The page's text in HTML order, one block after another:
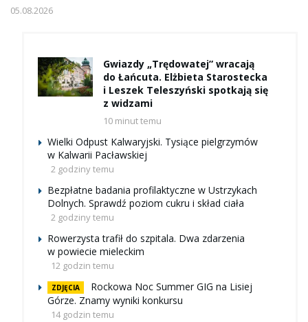
05.08.2026
Gwiazdy „Trędowatej” wracają
do Łańcuta. Elżbieta Starostecka
i Leszek Teleszyński spotkają się
z widzami
10 minut temu
Wielki Odpust Kalwaryjski. Tysiące pielgrzymów
w Kalwarii Pacławskiej
2 godziny temu
Bezpłatne badania profilaktyczne w Ustrzykach
Dolnych. Sprawdź poziom cukru i skład ciała
2 godziny temu
Rowerzysta trafił do szpitala. Dwa zdarzenia
w powiecie mieleckim
12 godzin temu
ZDJĘCIA
Rockowa Noc Summer GIG na Lisiej
Górze. Znamy wyniki konkursu
14 godzin temu